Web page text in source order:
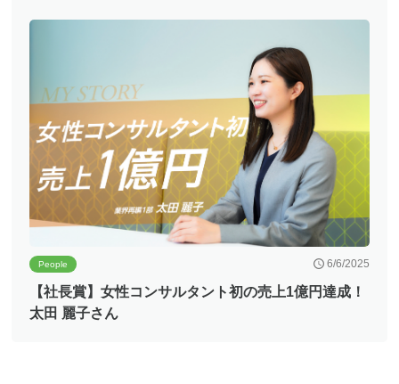
People 6/6/2025
【社長賞】女性コンサルタント初の売上1億円達成！
太田 麗子さん